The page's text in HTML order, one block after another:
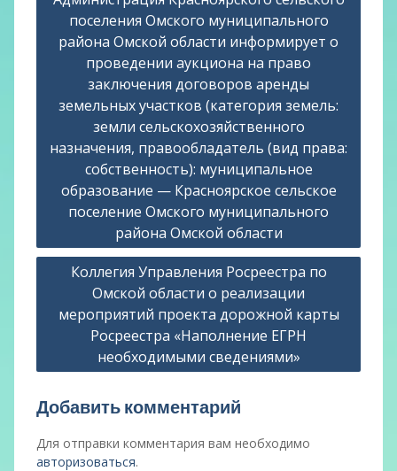
записям
поселения Омского муниципального
района Омской области информирует о
проведении аукциона на право
заключения договоров аренды
земельных участков (категория земель:
земли сельскохозяйственного
назначения, правообладатель (вид права:
собственность): муниципальное
образование — Красноярское сельское
поселение Омского муниципального
района Омской области
Коллегия Управления Росреестра по
Омской области о реализации
мероприятий проекта дорожной карты
Росреестра «Наполнение ЕГРН
необходимыми сведениями»
Добавить комментарий
Для отправки комментария вам необходимо
авторизоваться.